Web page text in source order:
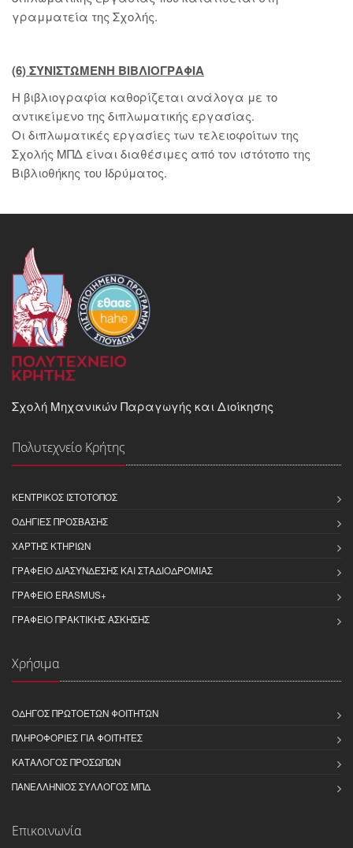
γραμματεία της Σχολής.
(6) ΣΥΝΙΣΤΩΜΕΝΗ ΒΙΒΛΙΟΓΡΑΦΙΑ
Η βιβλιογραφία καθορίζεται ανάλογα με το
αντικείμενο της διπλωματικής εργασίας.
Οι διπλωματικές εργασίες των τελειοφοίτων της
Σχολής ΜΠΔ είναι διαθέσιμες από τον ιστότοπο της
Βιβλιοθήκης του Ιδρύματος.
Σχολή Μηχανικών Παραγωγής και Διοίκησης
Πολυτεχνείο Κρήτης
ΚΕΝΤΡΙΚΌΣ ΙΣΤΌΤΟΠΟΣ
ΟΔΗΓΊΕΣ ΠΡΌΣΒΑΣΗΣ
ΧΆΡΤΗΣ ΚΤΗΡΊΩΝ
ΓΡΑΦΕΊΟ ΔΙΑΣΎΝΔΕΣΗΣ ΚΑΙ ΣΤΑΔΙΟΔΡΟΜΊΑΣ
ΓΡΑΦΕΊΟ ERASMUS+
ΓΡΑΦΕΊΟ ΠΡΑΚΤΙΚΉΣ ΆΣΚΗΣΗΣ
Χρήσιμα
ΟΔΗΓΌΣ ΠΡΩΤΟΕΤΏΝ ΦΟΙΤΗΤΏΝ
ΠΛΗΡΟΦΟΡΊΕΣ ΓΙΑ ΦΟΙΤΗΤΈΣ
ΚΑΤΆΛΟΓΟΣ ΠΡΟΣΏΠΩΝ
ΠΑΝΕΛΛΉΝΙΟΣ ΣΎΛΛΟΓΟΣ ΜΠΔ
Επικοινωνία